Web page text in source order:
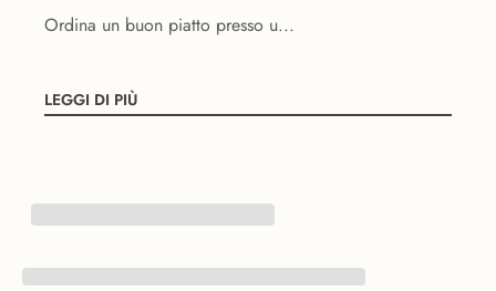
Ordina un buon piatto presso u...
LEGGI DI PIÙ